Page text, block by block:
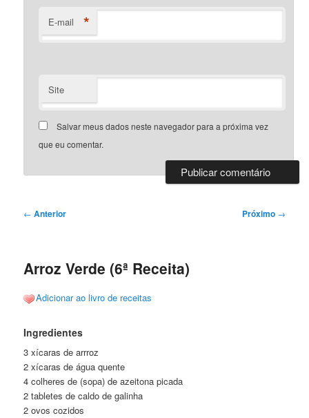
E-mail *
Site
Salvar meus dados neste navegador para a próxima vez
que eu comentar.
Navegação
← Anterior Próximo →
Arroz Verde (6ª Receita)
Adicionar ao livro de receitas
Ingredientes
3 xícaras de arrroz
2 xícaras de água quente
4 colheres de (sopa) de azeitona picada
2 tabletes de caldo de galinha
2 ovos cozidos